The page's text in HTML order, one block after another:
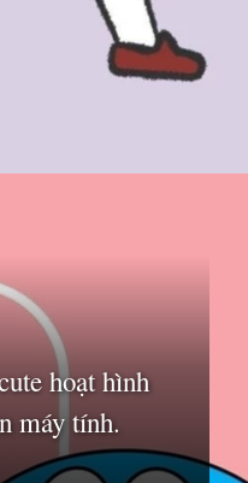
hoạt hình
máy tính.